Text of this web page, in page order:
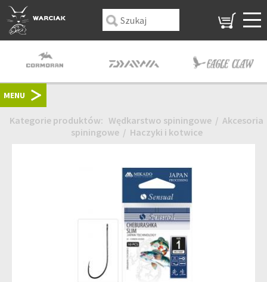
MENU
Kategorie produktów: Wędkarstwo spiningowe / Akcesoria
spiningowe/ Haczyki i kotwice